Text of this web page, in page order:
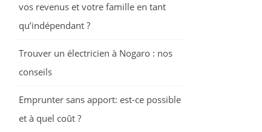
vos revenus et votre famille en tant
qu’indépendant ?
Trouver un électricien à Nogaro : nos
conseils
Emprunter sans apport: est-ce possible
et à quel coût ?